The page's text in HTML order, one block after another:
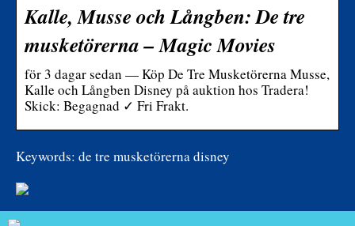
Kalle, Musse och Långben: De tre
musketörerna – Magic Movies
för 3 dagar sedan — Köp De Tre Musketörerna Musse,
Kalle och Långben Disney på auktion hos Tradera!
Skick: Begagnad ✓ Fri Frakt.
Keywords: de tre musketörerna disney